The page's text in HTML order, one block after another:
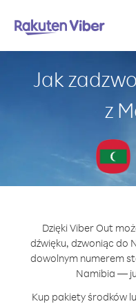
Jak
z
Dzięki Viber Out
dźwięku, dzwoniąc do
dowolnym numerem
Namibia —
Kup pakiety środków